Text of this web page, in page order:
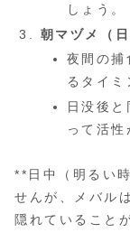
しょう。
朝マヅメ（
夜間の捕
るタイミ
日没後
って活性
**日中（明るい
せんが、メバル
隠れていること